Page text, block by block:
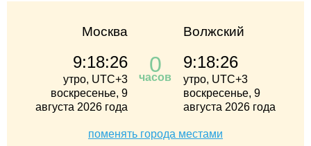
Москва Волжский
9:18:26
утро, UTC+3
воскресенье, 9
августа 2026 года
0
часов
9:18:26
утро, UTC+3
воскресенье, 9
августа 2026 года
поменять города местами